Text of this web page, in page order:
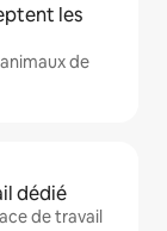
les
de
dédié
de travail